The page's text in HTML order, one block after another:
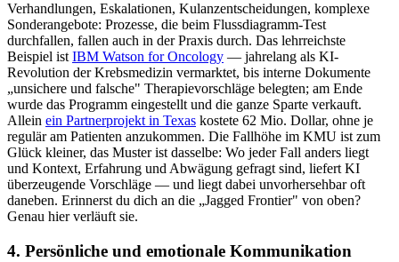
Verhandlungen, Eskalationen, Kulanzentscheidungen, komplexe
Sonderangebote: Prozesse, die beim Flussdiagramm-Test
durchfallen, fallen auch in der Praxis durch. Das lehrreichste
Beispiel ist IBM Watson for Oncology — jahrelang als KI-
Revolution der Krebsmedizin vermarktet, bis interne Dokumente
„unsichere und falsche" Therapievorschläge belegten; am Ende
wurde das Programm eingestellt und die ganze Sparte verkauft.
Allein ein Partnerprojekt in Texas kostete 62 Mio. Dollar, ohne je
regulär am Patienten anzukommen. Die Fallhöhe im KMU ist zum
Glück kleiner, das Muster ist dasselbe: Wo jeder Fall anders liegt
und Kontext, Erfahrung und Abwägung gefragt sind, liefert KI
überzeugende Vorschläge — und liegt dabei unvorhersehbar oft
daneben. Erinnerst du dich an die „Jagged Frontier" von oben?
Genau hier verläuft sie.
4. Persönliche und emotionale Kommunikation